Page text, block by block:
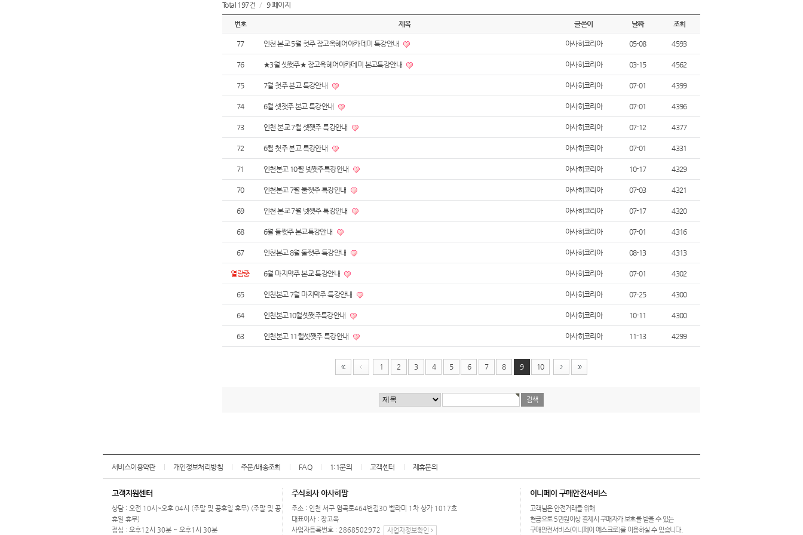
Total 197건 / 9 페이지
번호 제목 글쓴이 날짜 조회
77 인천 본교 5월 첫주 장고옥헤어아카데미 특강안내 아사히코리아 05-08 4593
76 ★3월 셋쨋주★ 장고옥헤어아카데미 본교특강안내 아사히코리아 03-15 4562
75 7월 첫주 본교 특강안내 아사히코리아 07-01 4399
74 6월 셋잿주 본교 특강안내 아사히코리아 07-01 4396
73 인천 본교 7월 셋쨋주 특강안내 아사히코리아 07-12 4377
72 6월 첫주 본교 특강안내 아사히코리아 07-01 4331
71 인천본교 10월 넷쨋주특강안내 아사히코리아 10-17 4329
70 인천본교 7월 둘쨋주 특강안내 아사히코리아 07-03 4321
69 인천 본교 7월 넷쨋주 특강안내 아사히코리아 07-17 4320
68 6월 둘쨋주 본교특강안내 아사히코리아 07-01 4316
67 인천본교 8월 둘쨋주 특강안내 아사히코리아 08-13 4313
열람중 6월 마지막주 본교 특강안내 아사히코리아 07-01 4302
65 인천본교 7월 마지막주 특강안내 아사히코리아 07-25 4300
64 인천본교10월셋쨋주특강안내 아사히코리아 10-11 4300
63 인천본교 11월셋쨋주 특강안내 아사히코리아 11-13 4299
1 2 3 4 5 6 7 8 9 10
서비스이용약관 개인정보처리방침 주문/배송조회 FAQ 1:1문의 고객센터 제휴문의
고객지원센터
상담 : 오전 10시~오후 04시 (주말 및 공휴일 휴무) (주말 및 공
휴일 휴무)
점심 : 오후12시 30분 ~ 오후1시 30분
주식회사 아사히팜
주소 : 인천 서구 염곡로464번길30 벨라미 1차 상가 1017호
대표이사 : 장고옥
사업자등록번호 : 2868502972
사업자정보확인
이니페이 구매안전서비스
고객님은 안전거래를 위해
현금으로 5만원이상 결제시 구매자가 보호를 받을 수 있는
구매안전서비스(이니페이 에스크로)를 이용하실 수 있습니다.